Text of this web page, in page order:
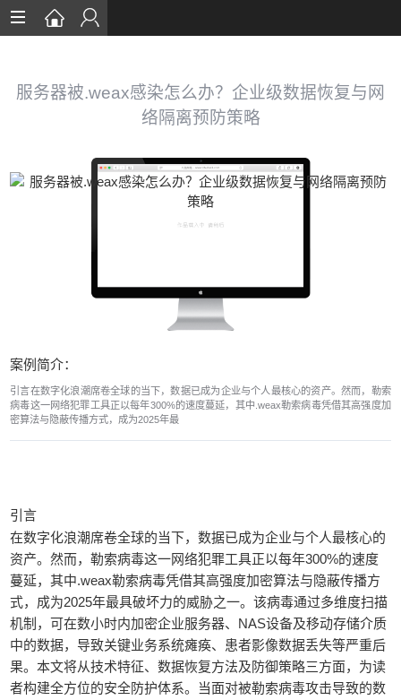
数据恢复
服务器被.weax感染怎么办？企业级数据恢复与网
络隔离预防策略
案例简介：
引言在数字化浪潮席卷全球的当下，数据已成为企业与个人最核心的资产。然而，勒索
病毒这一网络犯罪工具正以每年300%的速度蔓延，其中.weax勒索病毒凭借其高强度加
密算法与隐蔽传播方式，成为2025年最
引言
在数字化浪潮席卷全球的当下，数据已成为企业与个人最核心的
资产。然而，勒索病毒这一网络犯罪工具正以每年300%的速度
蔓延，其中.weax勒索病毒凭借其高强度加密算法与隐蔽传播方
式，成为2025年最具破坏力的威胁之一。该病毒通过多维度扫描
机制，可在数小时内加密企业服务器、NAS设备及移动存储介质
中的数据，导致关键业务系统瘫痪、患者影像数据丢失等严重后
果。本文将从技术特征、数据恢复方法及防御策略三方面，为读
者构建全方位的安全防护体系。当面对被勒索病毒攻击导致的数